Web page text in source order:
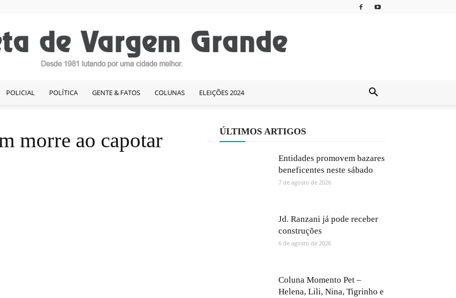
POLICIAL POLÍTICA GENTE & FATOS COLUNAS ELEIÇÕES 2024
morre ao capotar
ÚLTIMOS ARTIGOS
Entidades promovem bazares
beneficentes neste sábado
7 de agosto de 2026
Jd. Ranzani já pode receber
construções
6 de agosto de 2026
Coluna Momento Pet –
Helena, Lili, Nina, Tigrinho e